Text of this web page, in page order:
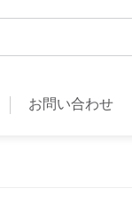
お問い合わせ